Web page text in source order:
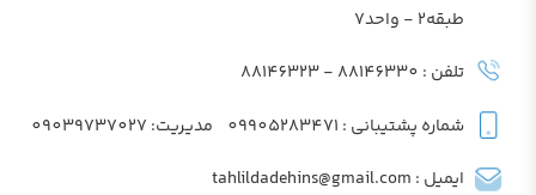
طبقه2 - واحد7
تلفن : 88146330 - 88146323
شماره پشتیبانی : 09905283471 مدیریت: 09039737027
ایمیل : tahlildadehins@gmail.com